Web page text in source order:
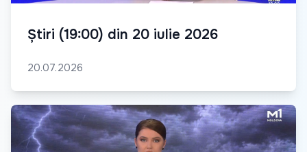
Știri (19:00) din 20 iulie 2026
20.07.2026